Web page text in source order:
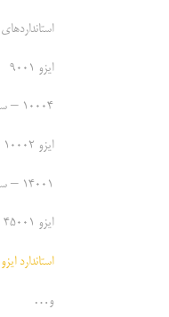
ایزو 9001
10004 – سیستم مدیریت سنجش رضایت مشتریان
ایزو 10002 – سیستم مدیریت رسیدگی به شکایات مشتریان
14001 – سیستم مدیریت زیست محیطی
ایزو 45001 – سیستم مدیریت ایمنی و بهداشت حرفه ای
استاندارد ایزو 22000 – سیستم مدیریت ایمنی در صنایع غذایی
و…